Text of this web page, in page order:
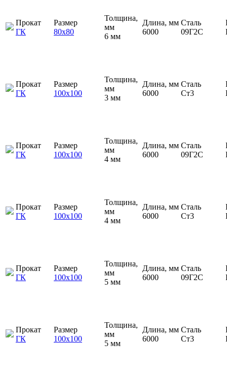
Прокат
ГК
Размер
80х80
Толщина,
мм
6 мм
Длина, мм
6000
Сталь
09Г2С
Прокат
ГК
Размер
100х100
Толщина,
мм
3 мм
Длина, мм
6000
Сталь
Ст3
Прокат
ГК
Размер
100х100
Толщина,
мм
4 мм
Длина, мм
6000
Сталь
09Г2С
Прокат
ГК
Размер
100х100
Толщина,
мм
4 мм
Длина, мм
6000
Сталь
Ст3
Прокат
ГК
Размер
100х100
Толщина,
мм
5 мм
Длина, мм
6000
Сталь
09Г2С
Прокат
ГК
Размер
100х100
Толщина,
мм
5 мм
Длина, мм
6000
Сталь
Ст3